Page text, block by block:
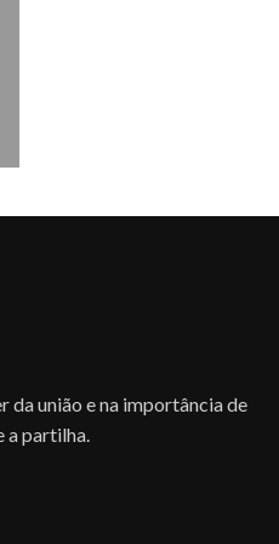
da união e na importância de
a partilha.